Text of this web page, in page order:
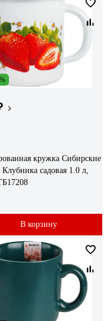
кружка Сибирские
садовая 1.0 л,
В корзину